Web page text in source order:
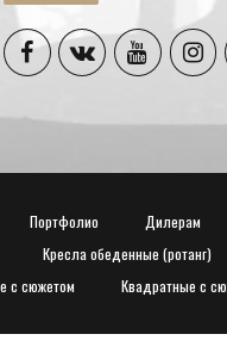
Портфолио Дилерам
Кресла обеденные (ротанг)
с сюжетом
Квадратные с